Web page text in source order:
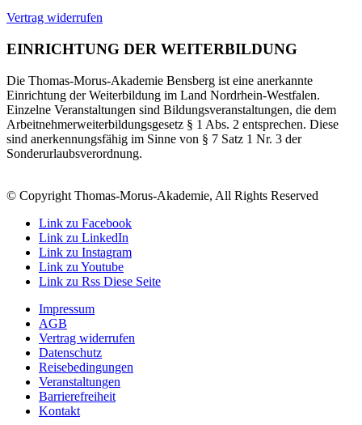
Vertrag widerrufen
EINRICHTUNG DER WEITERBILDUNG
Die Thomas-Morus-Akademie Bensberg ist eine anerkannte
Einrichtung der Weiterbildung im Land Nordrhein-Westfalen.
Einzelne Veranstaltungen sind Bildungsveranstaltungen, die dem
Arbeitnehmerweiterbildungsgesetz § 1 Abs. 2 entsprechen. Diese
sind anerkennungsfähig im Sinne von § 7 Satz 1 Nr. 3 der
Sonderurlaubsverordnung.
© Copyright Thomas-Morus-Akademie, All Rights Reserved
Link zu Facebook
Link zu LinkedIn
Link zu Instagram
Link zu Youtube
Link zu Rss Diese Seite
Impressum
AGB
Vertrag widerrufen
Datenschutz
Reisebedingungen
Veranstaltungen
Barrierefreiheit
Kontakt